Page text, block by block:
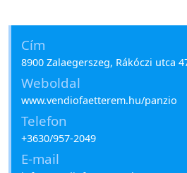
Cím
8900 Zalaegerszeg, Rákóczi utca
Weboldal
www.vendiofaetterem.hu/panzio
Telefon
+3630/957-2049
E-mail